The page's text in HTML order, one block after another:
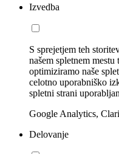
Izvedba
S sprejetjem teh
našem spletnem
optimiziramo naše
celotno uporabniško
spletni strani
Google Analytics,
Delovanje